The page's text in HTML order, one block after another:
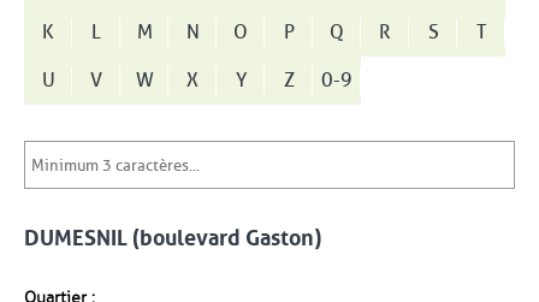
K
L M N O P Q R S
T
U
V W X Y Z 0-9
DUMESNIL (boulevard Gaston)
Quartier :